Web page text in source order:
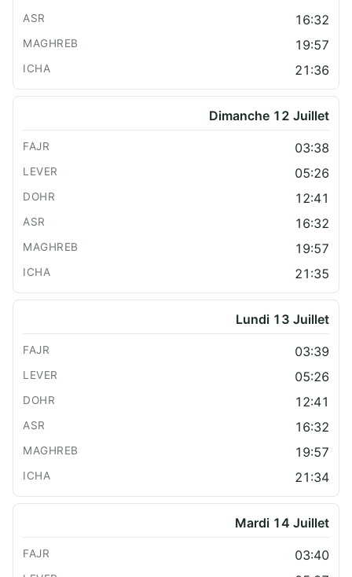
16:32
19:57
21:36
Dimanche 12 Juillet
03:38
05:26
12:41
16:32
19:57
21:35
Lundi 13 Juillet
03:39
05:26
12:41
16:32
19:57
21:34
Mardi 14 Juillet
03:40